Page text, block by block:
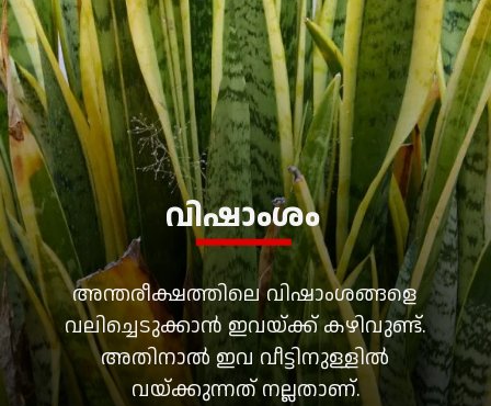
അന്തരീക്ഷത്തിലെ വിഷാംശങ്ങളെ
വലിച്ചെടുക്കാൻ ഇവയ്ക്ക് കഴിവുണ്ട്.
അതിനാൽ ഇവ വീട്ടിനുള്ളിൽ
വയ്ക്കുന്നത് നല്ലതാണ്.
വിഷാംശം